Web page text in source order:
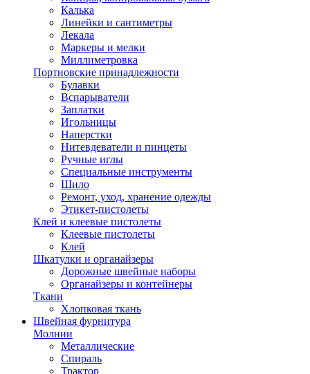
Калька
Линейки и сантиметры
Лекала
Маркеры и мелки
Миллиметровка
Портновские принадлежности
Булавки
Вспарыватели
Заплатки
Игольницы
Наперстки
Нитевдеватели и пинцеты
Ручные иглы
Специальные инструменты
Шило
Ремонт, уход, хранение одежды
Этикет-пистолеты
Клей и клеевые пистолеты
Клеевые пистолеты
Клей
Шкатулки и органайзеры
Дорожные швейные наборы
Органайзеры и контейнеры
Ткани
Хлопковая ткань
Швейная фурнитура
Молнии
Металлические
Спираль
Трактор